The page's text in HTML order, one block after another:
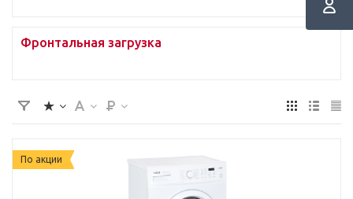
Фронтальная загрузка
По акции